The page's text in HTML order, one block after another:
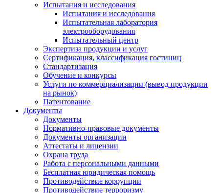
Испытания и исследования
Испытания и исследования
Испытательная лаборатория
электрооборудования
Испытательный центр
Экспертиза продукции и услуг
Сертификация, классификация гостиниц
Стандартизация
Обучение и конкурсы
Услуги по коммерциализации (вывод продукции
на рынок)
Патентование
Документы
Документы
Нормативно-правовые документы
Документы организации
Аттестаты и лицензии
Охрана труда
Работа с персональными данными
Бесплатная юридическая помощь
Противодействие коррупции
Противодействие терроризму